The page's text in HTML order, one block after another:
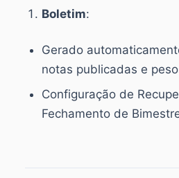
Boletim:
Gerado
notas publicadas e
Configuração de
Fechamento de